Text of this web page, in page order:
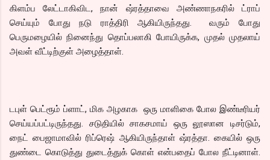
கிளம்ப லேட்டாகிவிட, நான் ஷ்ரத்தாவை அண்ணாநகரில் ட்ராப்
செய்யும் போது நடு ராத்திரி ஆகியிருந்தது. வரும் போது
பெருமழையில் நினைந்து தொப்பலாகி போயிருக்க, முதல் முதலாய்
அவள் வீட்டிற்குள் அழைத்தாள்.
டபுள் பெட்ரூம் ப்ளாட், மிக அழகாக ஒரு மாளிகை போல இண்டீரியர்
செய்யப்பட்டிருந்தது. சடுதியில் சாகசமாய் ஒரு லூஸான டிசர்டும்,
நைட் பைஜாமாவில் ரிப்ரெஷ் ஆகியிருந்தாள் ஷ்ரத்தா. கையில் ஒரு
துண்டை கொடுத்து துடைத்துக் கொள் என்பதைப் போல நீட்டினாள்.